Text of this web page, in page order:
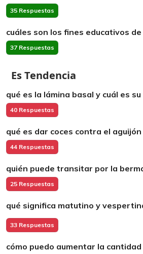
35 Respuestas
cuáles son los fines educativos
37 Respuestas
Es Tendencia
qué es la lámina basal y cuál es
40 Respuestas
qué es dar coces contra el aguijón
44 Respuestas
quién puede transitar por la
25 Respuestas
qué significa matutino y
33 Respuestas
cómo puedo aumentar la